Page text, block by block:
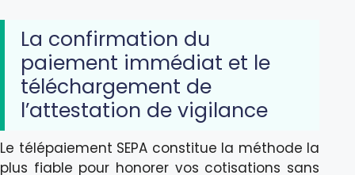
La confirmation du
paiement immédiat et le
téléchargement de
l’attestation de vigilance
Le télépaiement SEPA constitue la méthode la
plus fiable pour honorer vos cotisations sans